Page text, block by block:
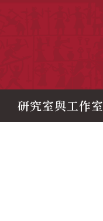
研究室與工作室